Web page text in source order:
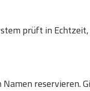
prüft in
reservieren.